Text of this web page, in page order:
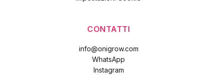
CONTATTI
info@onigrow.com
WhatsApp
Instagram